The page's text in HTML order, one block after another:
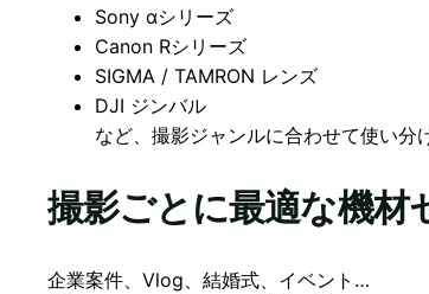
Sony αシリーズ
Canon Rシリーズ
SIGMA / TAMRON レンズ
DJI ジンバル
など、撮影ジャンルに合わせて使い分
撮影ごとに最適な機材
企業案件、Vlog、結婚式、イベント…